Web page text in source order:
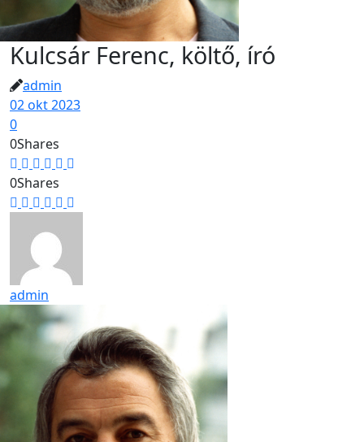
Kulcsár Ferenc, költő, író
admin
02 okt 2023
0
0Shares
0Shares
admin